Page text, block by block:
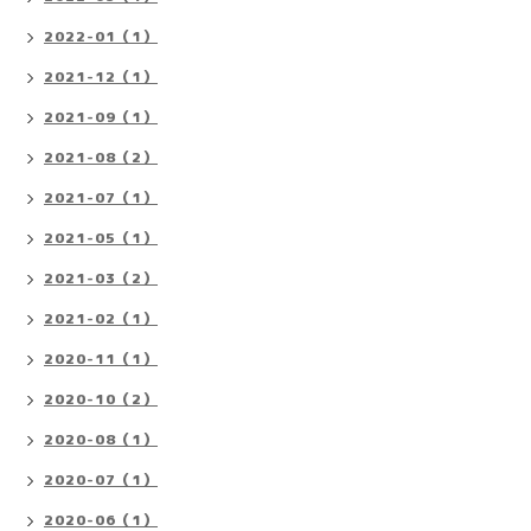
2022-01（1）
2021-12（1）
2021-09（1）
2021-08（2）
2021-07（1）
2021-05（1）
2021-03（2）
2021-02（1）
2020-11（1）
2020-10（2）
2020-08（1）
2020-07（1）
2020-06（1）